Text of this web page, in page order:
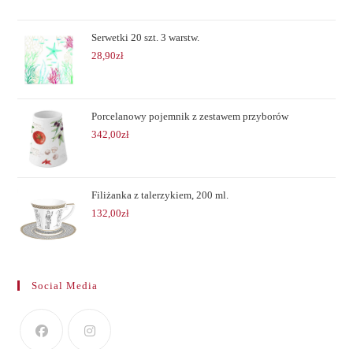
Serwetki 20 szt. 3 warstw.
28,90zł
Porcelanowy pojemnik z zestawem przyborów
342,00zł
Filiżanka z talerzykiem, 200 ml.
132,00zł
Social Media